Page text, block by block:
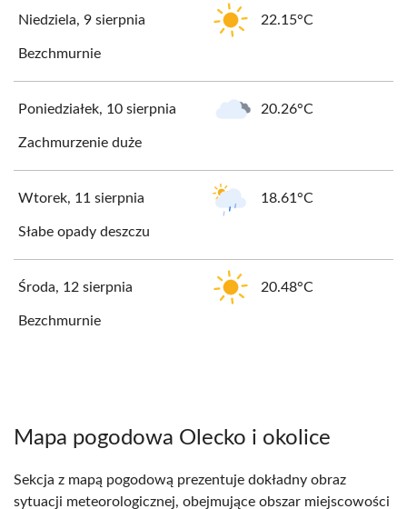
Niedziela, 9 sierpnia 22.15°C
Bezchmurnie
Poniedziałek, 10 sierpnia 20.26°C
Zachmurzenie duże
Wtorek, 11 sierpnia 18.61°C
Słabe opady deszczu
Środa, 12 sierpnia 20.48°C
Bezchmurnie
Mapa pogodowa Olecko i okolice
Sekcja z mapą pogodową prezentuje dokładny obraz
sytuacji meteorologicznej, obejmujące obszar miejscowości